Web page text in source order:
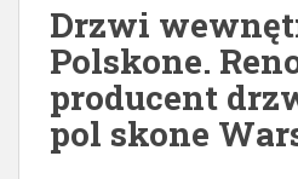
Drzwi
Polskone.
producent
pol skone